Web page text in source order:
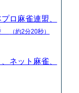
ロ麻雀連盟、
（約2分20秒）
ネット麻雀、